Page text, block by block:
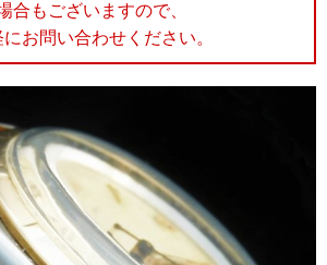
合もございますので、
お問い合わせください。